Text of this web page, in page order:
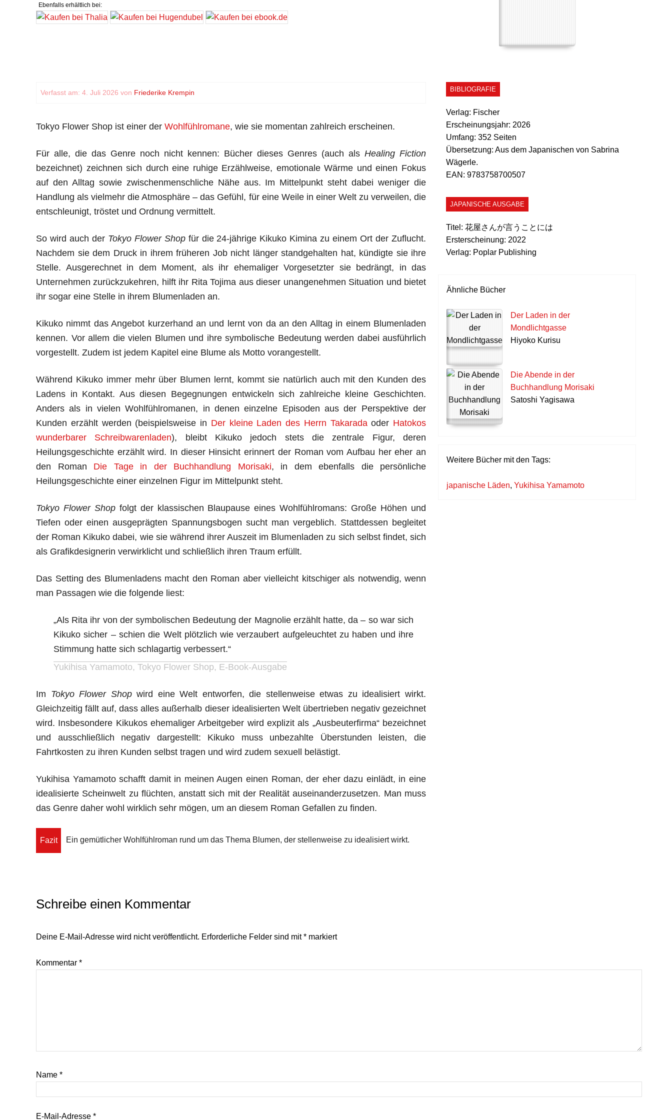
Ebenfalls erhältlich bei:
Verfasst am: 4. Juli 2026 von Friederike Krempin
Tokyo Flower Shop ist einer der Wohlfühlromane, wie sie momentan zahlreich erscheinen.
Für alle, die das Genre noch nicht kennen: Bücher dieses Genres (auch als Healing Fiction
bezeichnet) zeichnen sich durch eine ruhige Erzählweise, emotionale Wärme und einen Fokus
auf den Alltag sowie zwischenmenschliche Nähe aus. Im Mittelpunkt steht dabei weniger die
Handlung als vielmehr die Atmosphäre – das Gefühl, für eine Weile in einer Welt zu verweilen, die
entschleunigt, tröstet und Ordnung vermittelt.
So wird auch der Tokyo Flower Shopfür die 24-jährige Kikuko Kimina zu einem Ort der Zuflucht.
Nachdem sie dem Druck in ihrem früheren Job nicht länger standgehalten hat, kündigte sie ihre
Stelle. Ausgerechnet in dem Moment, als ihr ehemaliger Vorgesetzter sie bedrängt, in das
Unternehmen zurückzukehren, hilft ihr Rita Tojima aus dieser unangenehmen Situation und bietet
ihr sogar eine Stelle in ihrem Blumenladen an.
Kikuko nimmt das Angebot kurzerhand an und lernt von da an den Alltag in einem Blumenladen
kennen. Vor allem die vielen Blumen und ihre symbolische Bedeutung werden dabei ausführlich
vorgestellt. Zudem ist jedem Kapitel eine Blume als Motto vorangestellt.
Während Kikuko immer mehr über Blumen lernt, kommt sie natürlich auch mit den Kunden des
Ladens in Kontakt. Aus diesen Begegnungen entwickeln sich zahlreiche kleine Geschichten.
Anders als in vielen Wohlfühlromanen, in denen einzelne Episoden aus der Perspektive der
Kunden erzählt werden (beispielsweise in Der kleine Laden des Herrn Takaradaoder Hatokos
wunderbarer Schreibwarenladen), bleibt Kikuko jedoch stets die zentrale Figur, deren
Heilungsgeschichte erzählt wird. In dieser Hinsicht erinnert der Roman vom Aufbau her eher an
den Roman Die Tage in der Buchhandlung Morisaki, in dem ebenfalls die persönliche
Heilungsgeschichte einer einzelnen Figur im Mittelpunkt steht.
Tokyo Flower Shopfolgt der klassischen Blaupause eines Wohlfühlromans: Große Höhen und
Tiefen oder einen ausgeprägten Spannungsbogen sucht man vergeblich. Stattdessen begleitet
der Roman Kikuko dabei, wie sie während ihrer Auszeit im Blumenladen zu sich selbst findet, sich
als Grafikdesignerin verwirklicht und schließlich ihren Traum erfüllt.
Das Setting des Blumenladens macht den Roman aber vielleicht kitschiger als notwendig, wenn
man Passagen wie die folgende liest:
„Als Rita ihr von der symbolischen Bedeutung der Magnolie erzählt hatte, da – so war sich
Kikuko sicher – schien die Welt plötzlich wie verzaubert aufgeleuchtet zu haben und ihre
Stimmung hatte sich schlagartig verbessert.“
Yukihisa Yamamoto, Tokyo Flower Shop, E-Book-Ausgabe
Im Tokyo Flower Shopwird eine Welt entworfen, die stellenweise etwas zu idealisiert wirkt.
Gleichzeitig fällt auf, dass alles außerhalb dieser idealisierten Welt übertrieben negativ gezeichnet
wird. Insbesondere Kikukos ehemaliger Arbeitgeber wird explizit als „Ausbeuterfirma“ bezeichnet
und ausschließlich negativ dargestellt: Kikuko muss unbezahlte Überstunden leisten, die
Fahrtkosten zu ihren Kunden selbst tragen und wird zudem sexuell belästigt.
Yukihisa Yamamoto schafft damit in meinen Augen einen Roman, der eher dazu einlädt, in eine
idealisierte Scheinwelt zu flüchten, anstatt sich mit der Realität auseinanderzusetzen. Man muss
das Genre daher wohl wirklich sehr mögen, um an diesem Roman Gefallen zu finden.
Fazit Ein gemütlicher Wohlfühlroman rund um das Thema Blumen, der stellenweise zu idealisiert wirkt.
BIBLIOGRAFIE
Verlag: Fischer
Erscheinungsjahr: 2026
Umfang: 352 Seiten
Übersetzung: Aus dem Japanischen von Sabrina
Wägerle.
EAN: 9783758700507
JAPANISCHE AUSGABE
Titel: 花屋さんが言うことには
Ersterscheinung: 2022
Verlag: Poplar Publishing
Ähnliche Bücher
Der Laden in der
Mondlichtgasse
Hiyoko Kurisu
Die Abende in der
Buchhandlung Morisaki
Satoshi Yagisawa
Weitere Bücher mit den Tags:
japanische Läden, Yukihisa Yamamoto
Schreibe einen Kommentar
Deine E-Mail-Adresse wird nicht veröffentlicht. Erforderliche Felder sind mit* markiert
Kommentar *
Name *
E-Mail-Adresse *